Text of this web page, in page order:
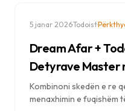
5 janar 2026·Todoist·
Dream Afar +
Detyrave Master
Kombinoni skedën e re
menaxhimin e fuqishëm